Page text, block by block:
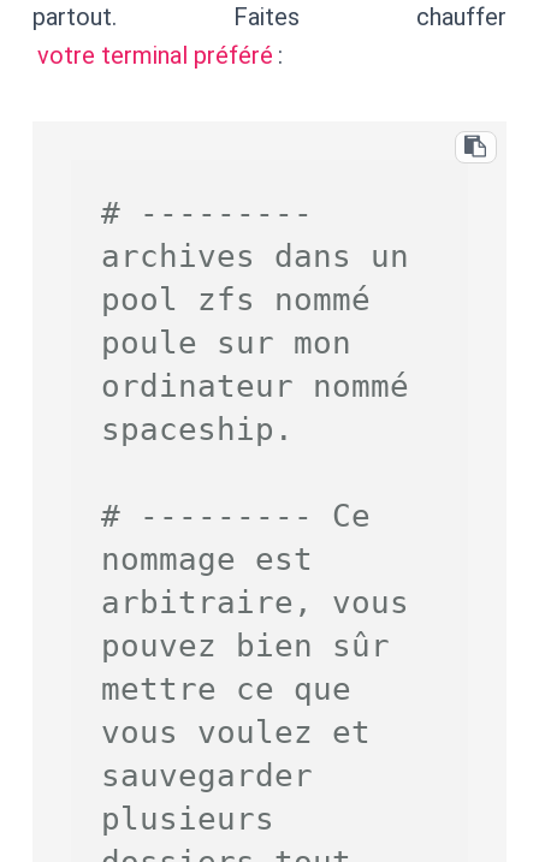
partout. Faites chauffer
votre terminal préféré :
# ---------
archives dans un
pool zfs nommé
poule sur mon
ordinateur nommé
spaceship.
# --------- Ce
nommage est
arbitraire, vous
pouvez bien sûr
mettre ce que
vous voulez et
sauvegarder
plusieurs